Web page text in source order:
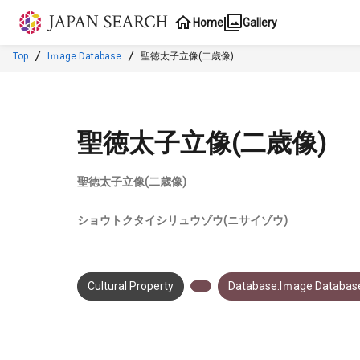
Jump to main content
Home Gallery
Top Iｍage Database 聖徳太子立像(二歳像)
聖徳太子立像(二歳像)
聖徳太子立像(二歳像)
ショウトクタイシリュウゾウ(ニサイゾウ)
Cultural Property Database:Iｍage